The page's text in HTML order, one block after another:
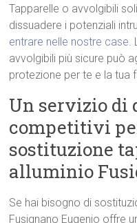
Tapparelle o avvolgibili
dissuadere i potenziali
entrare nelle nostre case.
avvolgibili più sicure può
protezione per te e la tua
Un servizio di
competitivi
sostituzione
alluminio
Se hai bisogno di
Fusignano Eugenio offre